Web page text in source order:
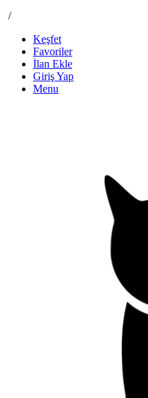
/
Keşfet
Favoriler
İlan Ekle
Giriş Yap
Menu